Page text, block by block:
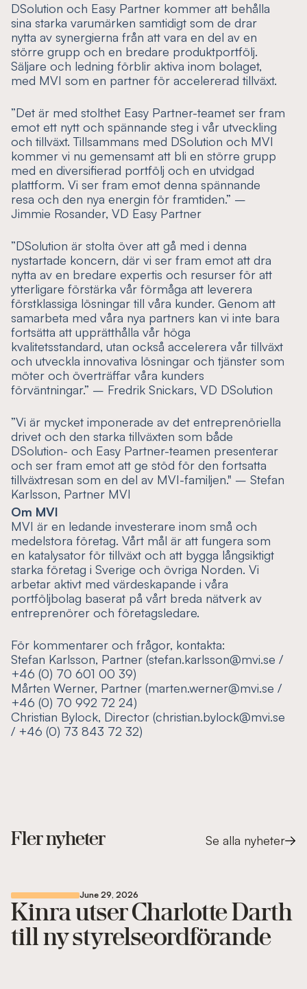
DSolution och Easy Partner kommer att behålla
sina starka varumärken samtidigt som de drar
nytta av synergierna från att vara en del av en
större grupp och en bredare produktportfölj.
Säljare och ledning förblir aktiva inom bolaget,
med MVI som en partner för accelererad tillväxt.
”Det är med stolthet Easy Partner-teamet ser fram
emot ett nytt och spännande steg i vår utveckling
och tillväxt. Tillsammans med DSolution och MVI
kommer vi nu gemensamt att bli en större grupp
med en diversifierad portfölj och en utvidgad
plattform. Vi ser fram emot denna spännande
resa och den nya energin för framtiden.” –
Jimmie Rosander, VD Easy Partner
”DSolution är stolta över att gå med i denna
nystartade koncern, där vi ser fram emot att dra
nytta av en bredare expertis och resurser för att
ytterligare förstärka vår förmåga att leverera
förstklassiga lösningar till våra kunder. Genom att
samarbeta med våra nya partners kan vi inte bara
fortsätta att upprätthålla vår höga
kvalitetsstandard, utan också accelerera vår tillväxt
och utveckla innovativa lösningar och tjänster som
möter och överträffar våra kunders
förväntningar.” – Fredrik Snickars, VD DSolution
”Vi är mycket imponerade av det entreprenöriella
drivet och den starka tillväxten som både
DSolution- och Easy Partner-teamen presenterar
och ser fram emot att ge stöd för den fortsatta
tillväxtresan som en del av MVI-familjen." – Stefan
Karlsson, Partner MVI
Om MVI
MVI är en ledande investerare inom små och
medelstora företag. Vårt mål är att fungera som
en katalysator för tillväxt och att bygga långsiktigt
starka företag i Sverige och övriga Norden. Vi
arbetar aktivt med värdeskapande i våra
portföljbolag baserat på vårt breda nätverk av
entreprenörer och företagsledare.
För kommentarer och frågor, kontakta:
Stefan Karlsson, Partner (stefan.karlsson@mvi.se /
+46 (0) 70 601 00 39)
Mårten Werner, Partner (marten.werner@mvi.se /
+46 (0) 70 992 72 24)
Christian Bylock, Director (christian.bylock@mvi.se
/ +46 (0) 73 843 72 32)
Fler nyheter Se alla nyheter
June 29, 2026
Kinra utser Charlotte Darth
till ny styrelseordförande